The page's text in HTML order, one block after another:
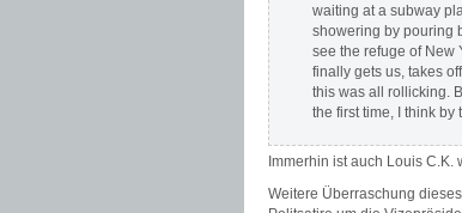
waiting at a subway
showering by pouring
see the refuge of New
finally gets us, takes
this was all rollicking.
the first time, I think
Immerhin ist auch Louis
Weitere Überraschung